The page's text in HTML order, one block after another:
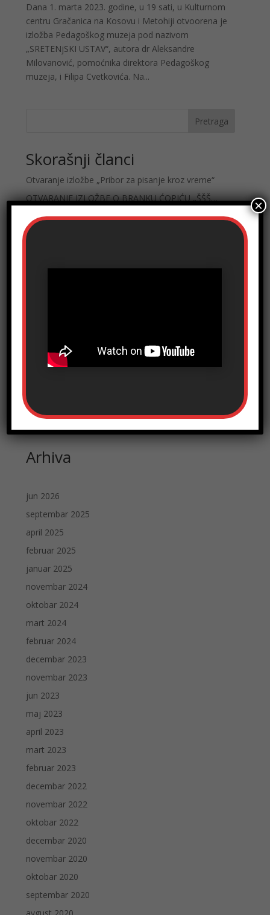
Dana 1. marta 2023. godine, u 19 sati, u Kulturnom
centru Gračanica na Kosovu i Metohiji otvoorena je
izložba Pedagoškog muzeja pod nazivom
„SRETENjSKI USTAV“, autora dr Aleksandre
Milovanović, pomoćnika direktora Pedagoškog
muzeja, i Filipa Cvetkovića. Na...
Pretraga
Skorašnji članci
Otvaranje izložbe „Pribor za pisanje kroz vreme“
OTVARANJE IZLOŽBE O BRANKU ĆOPIĆU „ŠŠŠ…
Dimitrije Putniković: Dobrodošli u Pedagoški muzej
„Patrijarh Pavle“ i“Jovan Rajić“ u Pedagoškom
Kategorije
Obaveštenje
Arhiva
jun 2026
septembar 2025
april 2025
februar 2025
januar 2025
novembar 2024
oktobar 2024
mart 2024
februar 2024
decembar 2023
novembar 2023
jun 2023
maj 2023
april 2023
mart 2023
februar 2023
decembar 2022
novembar 2022
oktobar 2022
decembar 2020
novembar 2020
oktobar 2020
septembar 2020
×